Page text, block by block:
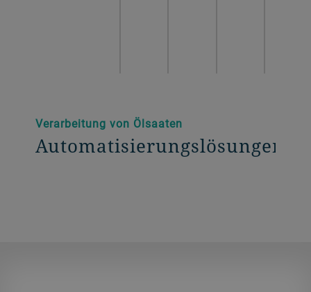
Verarbeitung von Ölsaaten
Automatisierungslösungen